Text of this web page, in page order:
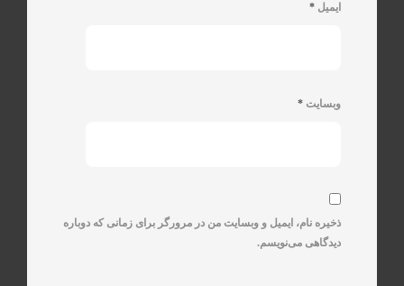
ایمیل *
وبسایت *
ذخیره نام، ایمیل و وبسایت من در مرورگر برای زمانی که دوباره
دیدگاهی می‌نویسم.